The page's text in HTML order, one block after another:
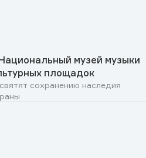
музей музыки
площадок
сохранению наследия